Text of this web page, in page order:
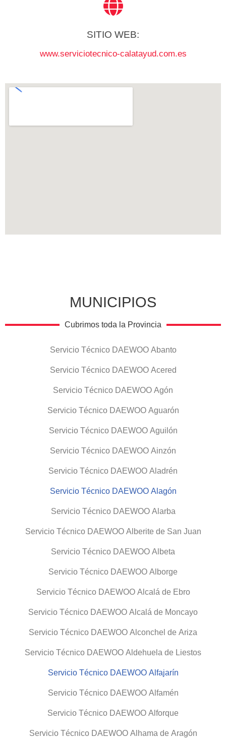
SITIO WEB:
www.serviciotecnico-calatayud.com.es
MUNICIPIOS
Cubrimos toda la Provincia
Servicio Técnico DAEWOO Abanto
Servicio Técnico DAEWOO Acered
Servicio Técnico DAEWOO Agón
Servicio Técnico DAEWOO Aguarón
Servicio Técnico DAEWOO Aguilón
Servicio Técnico DAEWOO Ainzón
Servicio Técnico DAEWOO Aladrén
Servicio Técnico DAEWOO Alagón
Servicio Técnico DAEWOO Alarba
Servicio Técnico DAEWOO Alberite de San Juan
Servicio Técnico DAEWOO Albeta
Servicio Técnico DAEWOO Alborge
Servicio Técnico DAEWOO Alcalá de Ebro
Servicio Técnico DAEWOO Alcalá de Moncayo
Servicio Técnico DAEWOO Alconchel de Ariza
Servicio Técnico DAEWOO Aldehuela de Liestos
Servicio Técnico DAEWOO Alfajarín
Servicio Técnico DAEWOO Alfamén
Servicio Técnico DAEWOO Alforque
Servicio Técnico DAEWOO Alhama de Aragón